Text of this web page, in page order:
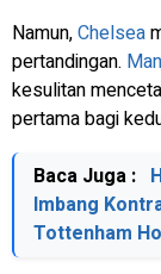
Namun,Chelsea
pertandingan.
kesulitan
pertama bagi
Baca Juga :
Imbang
Tottenham